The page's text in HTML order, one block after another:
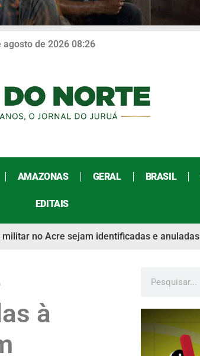
agosto de 2026 08:26
AMAZONAS GERAL BRASIL
EDITAIS
no Acre sejam identificadas e anuladas
à